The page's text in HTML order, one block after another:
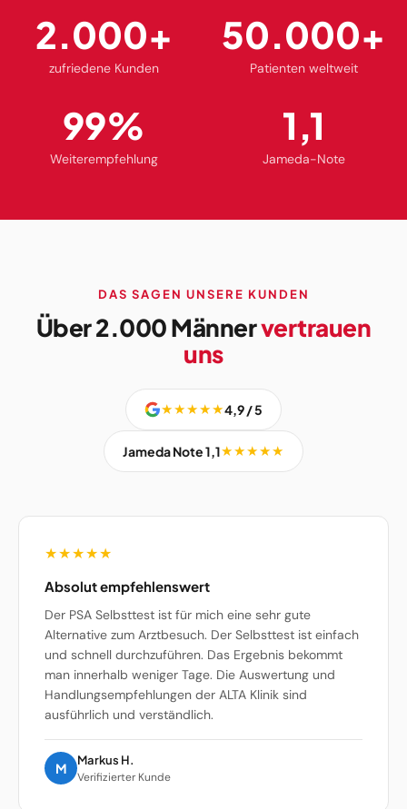
2.000+
zufriedene Kunden
50.000+
Patienten weltweit
99%
Weiterempfehlung
1,1
Jameda-Note
DAS SAGEN UNSERE KUNDEN
Über 2.000 Männervertrauen
uns
★★★★★4,9 / 5
Jameda Note 1,1★★★★★
★★★★★
Absolut empfehlenswert
Der PSA Selbsttest ist für mich eine sehr gute
Alternative zum Arztbesuch. Der Selbsttest ist einfach
und schnell durchzuführen. Das Ergebnis bekommt
man innerhalb weniger Tage. Die Auswertung und
Handlungsempfehlungen der ALTA Klinik sind
ausführlich und verständlich.
M
Markus H.
Verifizierter Kunde